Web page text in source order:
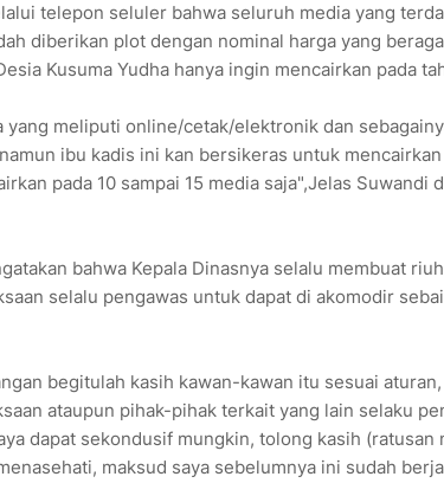
telepon seluler bahwa seluruh media yang
diberikan plot dengan nominal harga yang
Kusuma Yudha hanya ingin mencairkan pada
yang meliputi online/cetak/elektronik dan
ibu kadis ini kan bersikeras untuk
pada 10 sampai 15 media saja",Jelas Suwandi
bahwa Kepala Dinasnya selalu membuat
selalu pengawas untuk dapat di akomodir
begitulah kasih kawan-kawan itu sesuai
ataupun pihak-pihak terkait yang lain selaku
dapat sekondusif mungkin, tolong kasih (ratusan
maksud saya sebelumnya ini sudah